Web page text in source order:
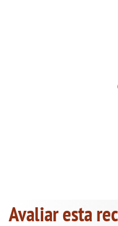
Avaliar esta